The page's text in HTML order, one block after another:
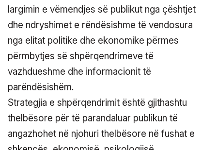
largimin e vëmendjes së publikut nga çështjet
dhe ndryshimet e rëndësishme të vendosura
nga elitat politike dhe ekonomike përmes
përmbytjes së shpërqendrimeve të
vazhdueshme dhe informacionit të
parëndësishëm.
Strategjia e shpërqendrimit është gjithashtu
thelbësore për të parandaluar publikun të
angazhohet në njohuri thelbësore në fushat e